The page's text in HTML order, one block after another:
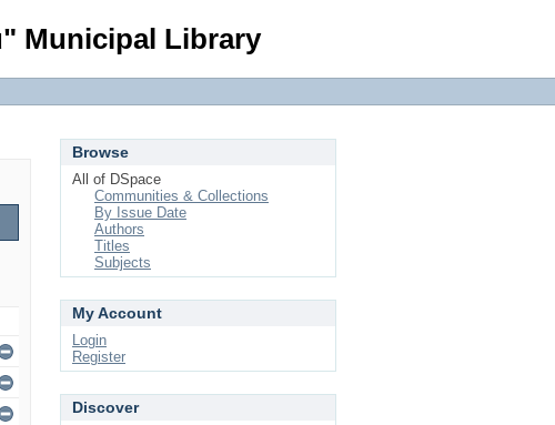
Municipal Library
Browse
All of DSpace
Communities & Collections
By Issue Date
Authors
Titles
Subjects
My Account
Login
Register
Discover